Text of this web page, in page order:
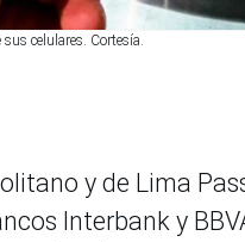
celulares. Cortesía.
y de Lima
Interbank y